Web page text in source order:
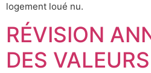
logement loué nu.
RÉVISION
DES VALEURS